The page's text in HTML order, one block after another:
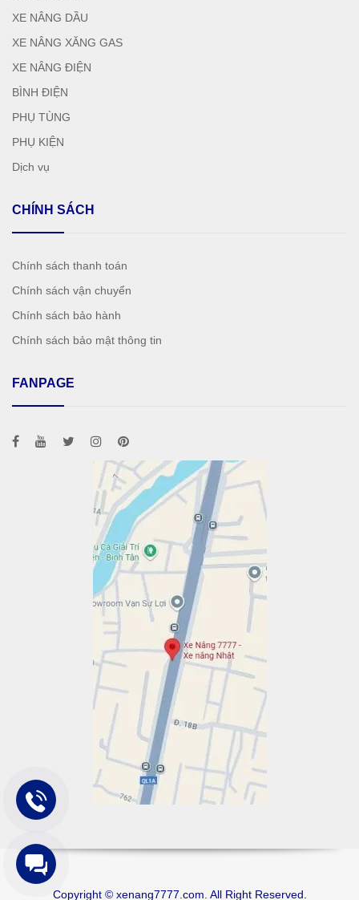
XE NÂNG DẦU
XE NÂNG XĂNG GAS
XE NÂNG ĐIỆN
BÌNH ĐIỆN
PHỤ TÙNG
PHỤ KIỆN
Dịch vụ
CHÍNH SÁCH
Chính sách thanh toán
Chính sách vận chuyển
Chính sách bảo hành
Chính sách bảo mật thông tin
FANPAGE
Copyright © xenang7777.com. All Right Reserved.